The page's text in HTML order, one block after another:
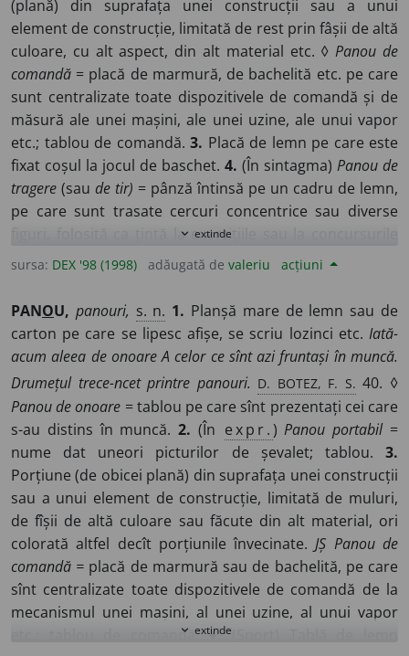
(plană) din suprafața unei construcții sau a unui
element de construcție, limitată de rest prin fâșii de altă
culoare, cu alt aspect, din alt material etc. ◊Panou de
comandă = placă de marmură, de bachelită etc. pe care
sunt centralizate toate dispozitivele de comandă și de
măsură ale unei mașini, ale unei uzine, ale unui vapor
etc.; tablou de comandă. 3. Placă de lemn pe care este
fixat coșul la jocul de baschet. 4. (În sintagma) Panou de
tragere (sau de tir) = pânză întinsă pe un cadru de lemn,
pe care sunt trasate cercuri concentrice sau diverse
figuri, folosită ca țintă la exercițiile sau la concursurile
de tragere.5.Element de construcție în formă de
raport cu celelalte dimensiuni, întrebuințat la
căptușirea unor elemente de construcție, la susținerea
unor aparate, la asamblarea cu alte elemente
asemănătoare pentru a forma o piesă, un dispozitiv, o
construcție, un sistem tehnic etc. – Dinfr.panneau.
expand_more extinde
sursa: DEX '98 (1998) adăugată de valeriu acțiuni
PANOU, panouri, s. n. 1. Planșă mare de lemn sau de
carton pe care se lipesc afișe, se scriu lozinci etc. Iată-
acum aleea de onoare A celor ce sînt azi fruntași în muncă.
Drumețul trece-ncet printre panouri. D. BOTEZ, F. S. 40. ◊
Panou de onoare = tablou pe care sînt prezentați cei care
s-au distins în muncă.2. (În expr.)Panou portabil=
nume dat uneori picturilor de șevalet; tablou. 3.
Porțiune (de obicei plană) din suprafața unei construcții
sau a unui element de construcție, limitată de muluri,
de fîșii de altă culoare sau făcute din alt material, ori
colorată altfel decît porțiunile învecinate.JȘ Panou de
comandă = placă de marmură sau de bachelită, pe care
sînt centralizate toate dispozitivele de comandă de la
mecanismul unei mașini, al unei uzine, al unui vapor
etc.; tablou de comandă. ♦ (Sport) Tablă de lemn
expand_more extinde